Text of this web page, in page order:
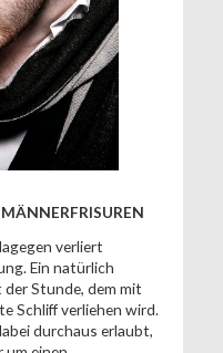
verliert
Ein natürlich
Stunde, dem mit
Schliff verliehen wird.
durchaus erlaubt,